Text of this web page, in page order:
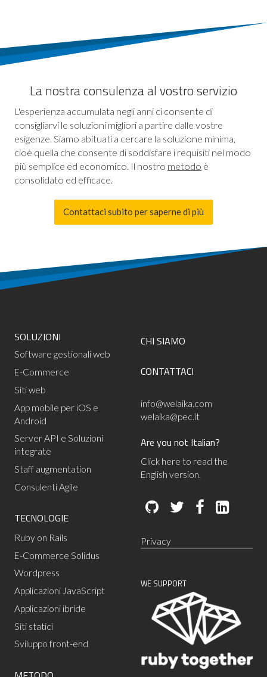
La nostra consulenza al vostro servizio
L'esperienza accumulata negli anni ci consente di
consigliarvi le soluzioni migliori a partire dalle vostre
esigenze. Siamo abituati a cercare la soluzione minima,
cioè quella che consente di soddisfare i requisiti nel modo
più semplice ed economico. Il nostro metodo è
consolidato ed efficace.
Contattaci subito per saperne di più
SOLUZIONI
Software gestionali web
E-Commerce
Siti web
App mobile per iOS e
Android
Server API e Soluzioni
integrate
Staff augmentation
Consulenti Agile
TECNOLOGIE
Ruby on Rails
E-Commerce Solidus
Wordpress
Applicazioni JavaScript
Applicazioni ibride
Siti statici
Sviluppo front-end
CHI SIAMO
CONTATTACI
info@welaika.com
welaika@pec.it
Are you not Italian?
Click here to read the
English version.
Privacy
WE SUPPORT